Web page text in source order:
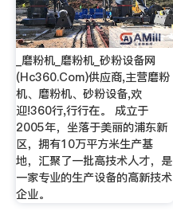
_磨粉机_磨粉机_砂粉设备网
(Hc360.Com)供应商,主营磨粉
机、磨粉机、砂粉设备,欢
迎!360行,行行在。 成立于
2005年，坐落于美丽的浦东新
区，拥有10万平方米生产基
地，汇聚了一批高技术人才，是
一家专业的生产设备的高新技术
企业。